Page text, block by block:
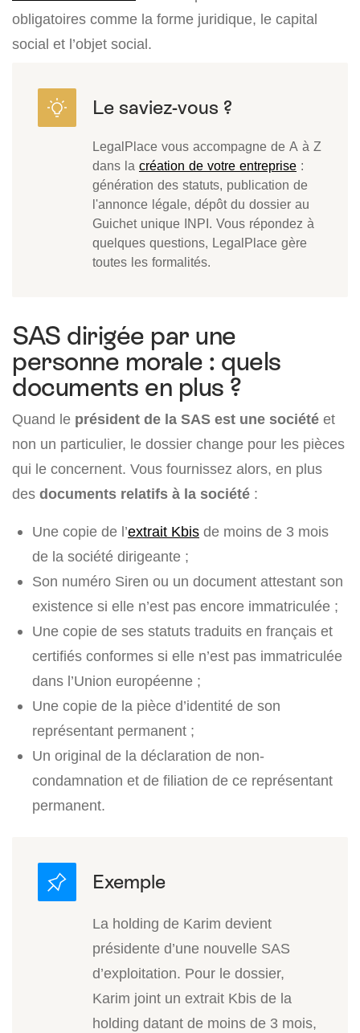
obligatoires comme la forme juridique, le capital
social et l’objet social.
LegalPlace vous accompagne de A à Z
dans la création de votre entreprise :
génération des statuts, publication de
l'annonce légale, dépôt du dossier au
Guichet unique INPI. Vous répondez à
quelques questions, LegalPlace gère
toutes les formalités.
SAS dirigée par une
personne morale : quels
documents en plus ?
Quand le président de la SAS est une société et
non un particulier, le dossier change pour les pièces
qui le concernent. Vous fournissez alors, en plus
des documents relatifs à la société :
Une copie de l’extrait Kbis de moins de 3 mois
de la société dirigeante ;
Son numéro Siren ou un document attestant son
existence si elle n’est pas encore immatriculée ;
Une copie de ses statuts traduits en français et
certifiés conformes si elle n’est pas immatriculée
dans l’Union européenne ;
Une copie de la pièce d’identité de son
représentant permanent ;
Un original de la déclaration de non-
condamnation et de filiation de ce représentant
permanent.
La holding de Karim devient
présidente d’une nouvelle SAS
d’exploitation. Pour le dossier,
Karim joint un extrait Kbis de la
holding datant de moins de 3 mois,